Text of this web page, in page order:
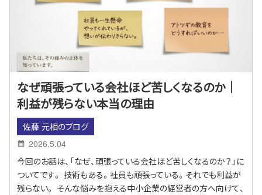
なぜ頑張っている会社ほど苦しくなるのか｜
利益が残らない本当の理由
佐藤 元相のブログ
2026.5.04
今回のお話は、「なぜ、頑張っている会社ほど苦しくなるのか？」に
ついてです。 技術もある。社員も頑張っている。それでも利益が
残らない。 そんな悩みを抱える中小企業の経営者の方へ向けて、